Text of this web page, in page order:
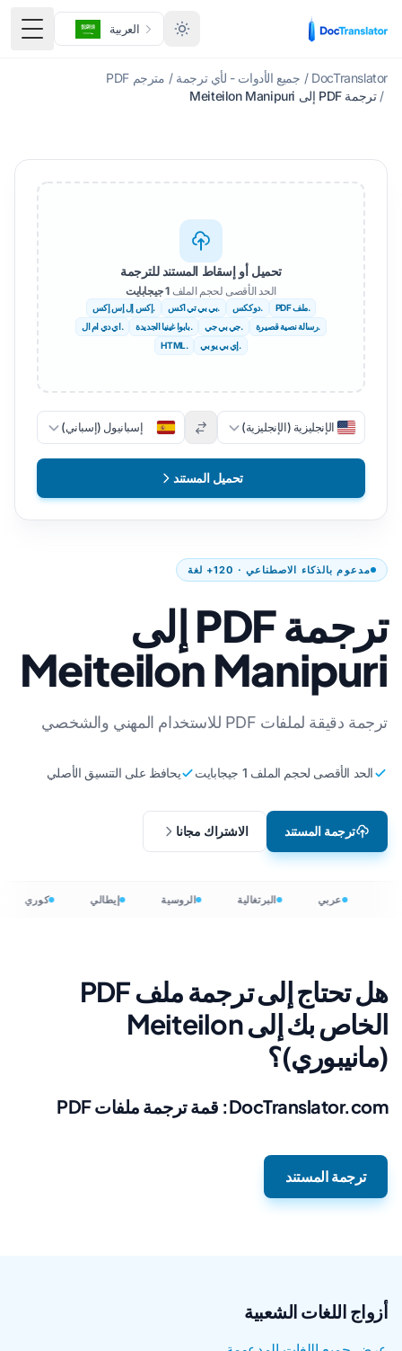
العربية
تبديل
DocTranslator
/ جميع الأدوات - لأي ترجمة / مترجم PDF
/ ترجمة PDF إلى Meiteilon Manipuri
مدعوم بالذكاء الاصطناعي · 120+ لغة
ترجمة PDF إلى
Meiteilon Manipuri
ترجمة دقيقة لملفات PDF للاستخدام المهني والشخصي
الحد الأقصى لحجم الملف 1 جيجابايت يحافظ على التنسيق الأصلي
ترجمة المستند الاشتراك مجانا
تحميل أو إسقاط المستند للترجمة
الحد الأقصى لحجم الملف 1 جيجابايت
.ملف PDF .دوككس .بي بي تي اكس
.إكس إل إس إكس
.رسالة نصية قصيرة
.جي بي جي .بابوا غينيا الجديدة
.اي دي ام ال
.إي بي يو بي
.HTML
الإنجليزية (الإنجليزية) إسبانيول (إسباني)
تحميل المستند
عربي البرتغالية الروسية إيطالي كوري
هل تحتاج إلى ترجمة ملف PDF
الخاص بك إلى Meiteilon
(مانيبوري)؟
DocTranslator.com: قمة ترجمة ملفات PDF
ترجمة المستند
أزواج اللغات الشعبية